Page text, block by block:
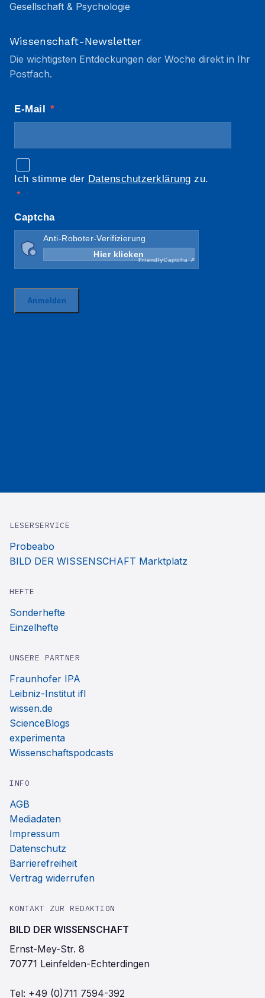
Gesellschaft & Psychologie
Wissenschaft-Newsletter
Die wichtigsten Entdeckungen der Woche direkt in Ihr
Postfach.
LESERSERVICE
Probeabo
BILD DER WISSENSCHAFT Marktplatz
HEFTE
Sonderhefte
Einzelhefte
UNSERE PARTNER
Fraunhofer IPA
Leibniz-Institut ifl
wissen.de
ScienceBlogs
experimenta
Wissenschaftspodcasts
INFO
AGB
Mediadaten
Impressum
Datenschutz
Barrierefreiheit
Vertrag widerrufen
KONTAKT ZUR REDAKTION
BILD DER WISSENSCHAFT
Ernst-Mey-Str. 8
70771 Leinfelden-Echterdingen
Tel: +49 (0)711 7594-392